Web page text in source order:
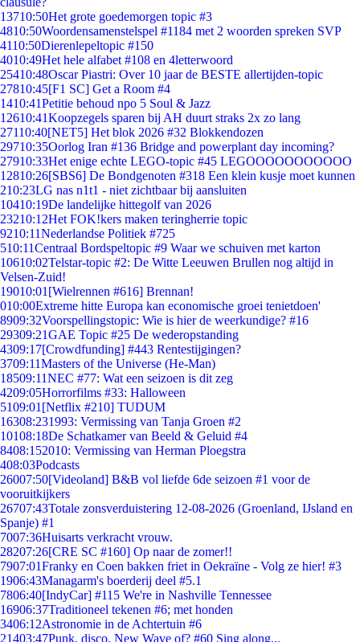
13710:50Het grote goedemorgen topic #3
4810:50Woordensamenstelspel #1184 met 2 woorden spreken SVP
4110:50Dierenlepeltopic #150
4010:49Het hele alfabet #108 en 4letterwoord
25410:48Oscar Piastri: Over 10 jaar de BESTE allertijden-topic
27810:45[F1 SC] Get a Room #4
1410:41Petitie behoud npo 5 Soul & Jazz
12610:41Koopzegels sparen bij AH duurt straks 2x zo lang
27110:40[NET5] Het blok 2026 #32 Blokkendozen
29710:35Oorlog Iran #136 Bridge and powerplant day incoming?
27910:33Het enige echte LEGO-topic #45 LEGOOOOOOOOOOO
12810:26[SBS6] De Bondgenoten #318 Een klein kusje moet kunnen
210:23LG nas n1t1 - niet zichtbaar bij aansluiten
10410:19De landelijke hittegolf van 2026
23210:12Het FOK!kers maken teringherrie topic
9210:11Nederlandse Politiek #725
510:11Centraal Bordspeltopic #9 Waar we schuiven met karton
10610:02Telstar-topic #2: De Witte Leeuwen Brullen nog altijd in
Velsen-Zuid!
19010:01 [Wielrennen #616] Brennan!
010:00Extreme hitte Europa kan economische groei tenietdoen'
8909:32Voorspellingstopic: Wie is hier de weerkundige? #16
29309:21GAE Topic #25 De wederopstanding
4309:17[Crowdfunding] #443 Rentestijgingen?
3709:11Masters of the Universe (He-Man)
18509:11NEC #77: Wat een seizoen is dit zeg
4209:05Horrorfilms #33: Halloween
5109:01 [Netflix #210] TUDUM
16308:231993: Vermissing van Tanja Groen #2
10108:18De Schatkamer van Beeld & Geluid #4
8408:152010: Vermissing van Herman Ploegstra
408:03Podcasts
26007:50[Videoland] B&B vol liefde 6de seizoen #1 voor de
vooruitkijkers
26707:43Totale zonsverduistering 12-08-2026 (Groenland, IJsland en
Spanje) #1
7007:36Huisarts verkracht vrouw.
28207:26[CRE SC #160] Op naar de zomer!!
7907:01Franky en Coen bakken friet in Oekraïne - Volg ze hier! #3
1906:43Managarm's boerderij deel #5.1
7806:40[IndyCar] #115 We're in Nashville Tennessee
16906:37Traditioneel tekenen #6; met honden
3406:12Astronomie in de Achtertuin #6
21403:47Punk, disco, New Wave of? #60 Sing along...